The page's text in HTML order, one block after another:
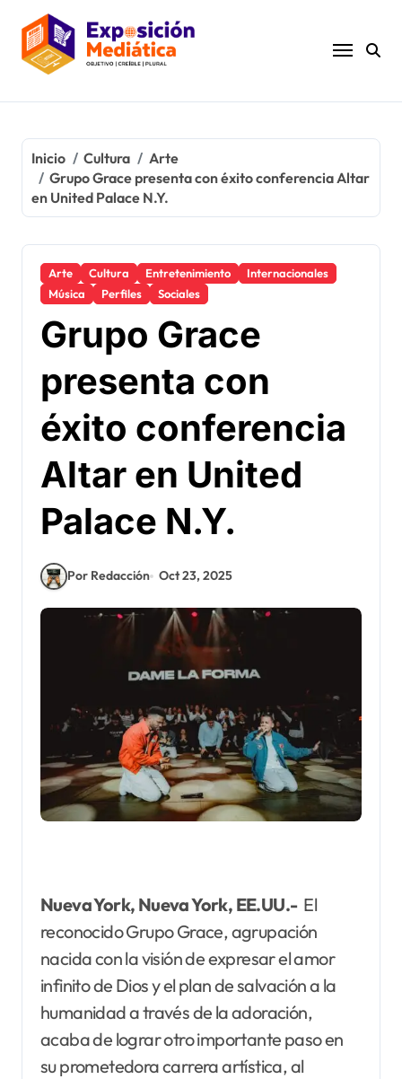
contenido
Inicio Cultura
Arte
Grupo Grace presenta con éxito conferencia Altar
en United Palace N.Y.
Arte Cultura Entretenimiento
Internacionales
Música
Perfiles Sociales
Grupo Grace
presenta con
éxito conferencia
Altar en United
Palace N.Y.
Por Redacción Oct 23, 2025
Nueva York, Nueva York, EE.UU.- El
reconocido Grupo Grace, agrupación
nacida con la visión de expresar el amor
infinito de Dios y el plan de salvación a la
humanidad a través de la adoración,
acaba de lograr otro importante paso en
su prometedora carrera artística, al